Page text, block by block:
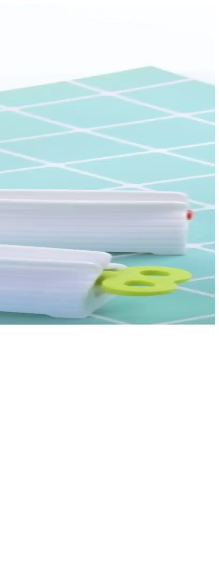
odaklanılıyor.
Hangi ürün sizin için daha kullanışlı?
tüpe uyum sağlar, kullanım kolaylığı sunar ve son damlasına
Dayanıklılık ve kalite geliştirmeye açık olsa da pratikliği ile
hale getirir.